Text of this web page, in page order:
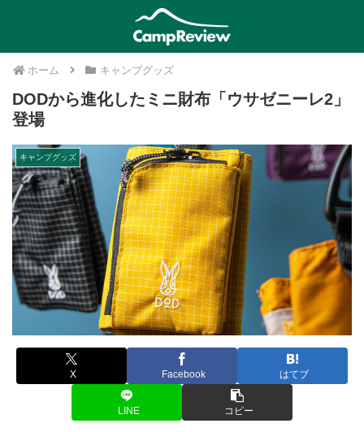
ホーム キャンプグッズ
DODから進化したミニ財布「ウサゼニーレ2」
登場
キャンプグッズ
X Facebook はてブ
LINE コピー